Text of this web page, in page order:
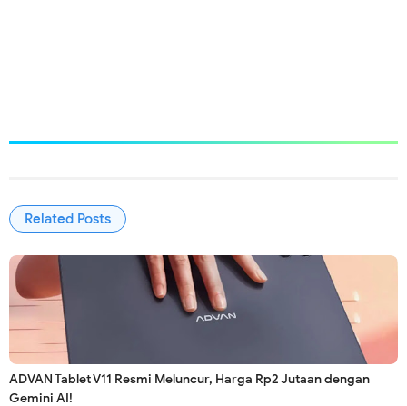
Related Posts
ADVAN Tablet V11 Resmi Meluncur, Harga Rp2 Jutaan dengan
Gemini AI!